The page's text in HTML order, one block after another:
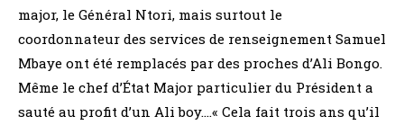
major, le Général Ntori, mais surtout le
coordonnateur des services de renseignement Samuel
Mbaye ont été remplacés par des proches d’Ali Bongo.
Même le chef d’État Major particulier du Président a
sauté au profit d’un Ali boy….« Cela fait trois ans qu’il